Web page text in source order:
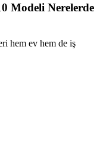
Modeli Nerelerde
hem ev hem de iş